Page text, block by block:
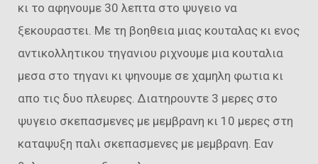
κι το αφηνουμε 30 λεπτα στο ψυγειο να
ξεκουραστει. Με τη βοηθεια μιας κουταλας κι ενος
αντικολλητικου τηγανιου ριχνουμε μια κουταλια
μεσα στο τηγανι κι ψηνουμε σε χαμηλη φωτια κι
απο τις δυο πλευρες. Διατηρουντε 3 μερες στο
ψυγειο σκεπασμενες με μεμβρανη κι 10 μερες στη
καταψυξη παλι σκεπασμενες με μεμβρανη. Εαν